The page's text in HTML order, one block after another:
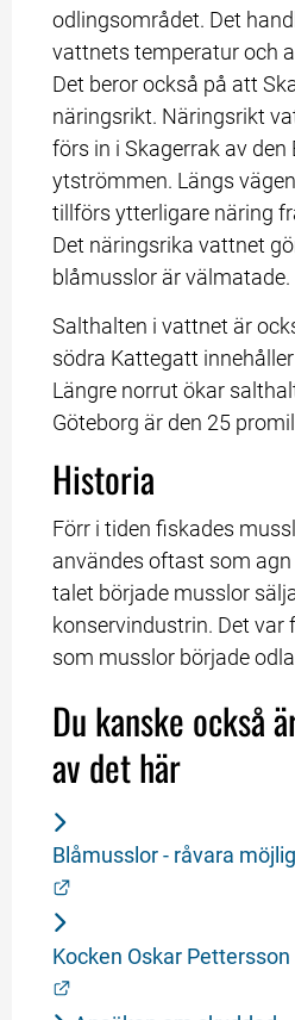
odlingsområdet. Det
vattnets temperatur och
Det beror också på att
näringsrikt. Näringsrikt
förs in i Skagerrak av den
ytströmmen. Längs
tillförs ytterligare näring
Det näringsrika vattnet
blåmusslor är välmatade.
Salthalten i vattnet är
södra Kattegatt
Längre norrut ökar
Göteborg är den 25
Historia
Förr i tiden fiskades
användes oftast som agn
talet började musslor
konservindustrin. Det var
som musslor började
Du kanske också
av det här
Blåmusslor - råvara
Länk till annan
Kocken Oskar
Länk till annan